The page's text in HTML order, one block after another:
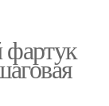
фартук